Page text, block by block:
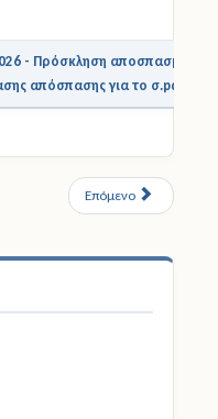
- Πρόσκληση αποσπασμένων
απόσπασης για το σ.pdf
Επόμενο